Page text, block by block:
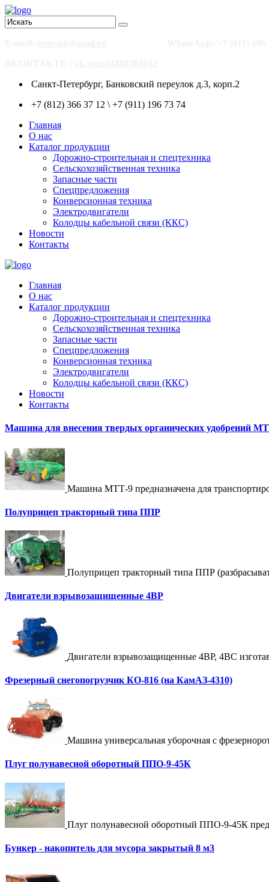
Санкт-Петербург, Банковский переулок д.3, корп.2
+7 (812) 366 37 12 \ +7 (911) 196 73 74
Главная
О нас
Каталог продукции
Дорожно-строительная и спецтехника
Сельскохозяйственная техника
Запасные части
Спецпредложения
Конверсионная техника
Электродвигатели
Колодцы кабельной связи (ККС)
Новости
Контакты
Главная
О нас
Каталог продукции
Дорожно-строительная и спецтехника
Сельскохозяйственная техника
Запасные части
Спецпредложения
Конверсионная техника
Электродвигатели
Колодцы кабельной связи (ККС)
Новости
Контакты
Машина для внесения твердых органических удобрений
Машина МТТ-9 предназначена для
Полуприцеп тракторный типа ППР
Полуприцеп тракторный типа ППР
Двигатели взрывозащищенные 4ВР
Двигатели взрывозащищенные 4ВР, 4ВС
Фрезерный снегопогрузчик КО-816 (на КамАЗ-4310)
Машина универсальная уборочная с
Плуг полунавесной оборотный ППО-9-45К
Плуг полунавесной оборотный ППО-9-45К
Бункер - накопитель для мусора закрытый 8 м3
+7
(911)
73